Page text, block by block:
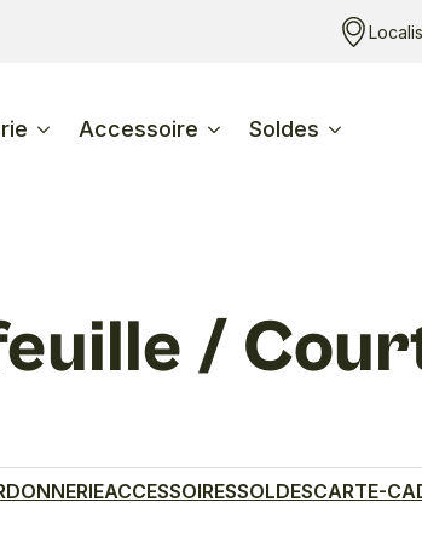
Accessoire Soldes
/
ACCESSOIRESSOLDESCARTE-